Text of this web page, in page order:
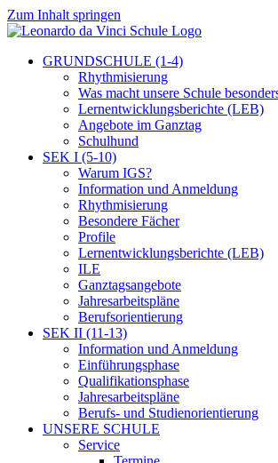
Zum Inhalt springen
GRUNDSCHULE (1-4)
Rhythmisierung
Was macht unsere Schule
Lernentwicklungsberichte (LEB)
Angebote im Ganztag
Schulhund
SEK I (5-10)
Warum IGS?
Information und Anmeldung
Rhythmisierung
Besondere Fächer
Profile
Lernentwicklungsberichte (LEB)
ILE
Ganztagsangebote
Jahresarbeitspläne
Berufsorientierung
SEK II (11-13)
Information und Anmeldung
Einführungsphase
Qualifikationsphase
Jahresarbeitspläne
Berufs- und Studienorientierung
UNSERE SCHULE
Service